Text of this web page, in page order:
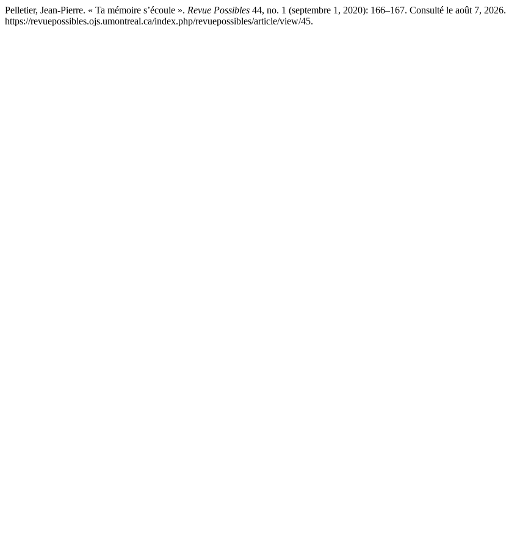
Pelletier, Jean-Pierre. « Ta mémoire s’écoule ». Revue Possibles 44, no. 1 (septembre 1, 2020): 166–167. Consulté le août 7, 2026.
https://revuepossibles.ojs.umontreal.ca/index.php/revuepossibles/article/view/45.